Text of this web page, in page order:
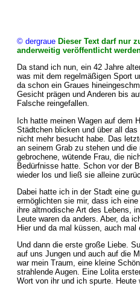
© dergraue Dieser Text darf nur
anderweitig veröffentlicht
Da stand ich nun, ein 42 Jahre
was mit dem regelmäßigen Sport
da schon ein Graues
Gesicht prägen und Anderen bis
Falsche reingefallen.
Ich hatte meinen Wagen auf dem
Städtchen blicken und über all
nicht mehr besucht habe. Das
an seinem Grab zu stehen und
gebrochene, wütende Frau, die
Bedürfnisse hatte. Schon vor der
wieder los und ließ sie alleine
Dabei hatte ich in der Stadt eine
ermöglichten sie mir, dass ich
ihre altmodische Art des Lebens,
Leute waren da anders. Aber, da
Hier und da mal küssen, auch mal
Und dann die erste große Liebe.
auf uns Jungen und auch auf die
war mein Traum, eine kleine
strahlende Augen. Eine Lolita
Wort von ihr und ich spurte.